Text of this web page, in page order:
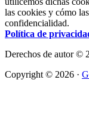
las cookies y cómo
confidencialidad.
Política de
Derechos de autor ©
Copyright © 2026 ·